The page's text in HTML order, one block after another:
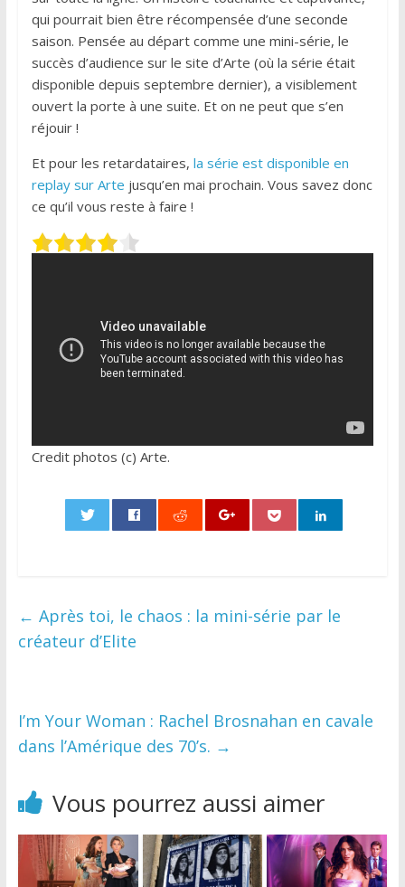
qui pourrait bien être récompensée d’une seconde
saison. Pensée au départ comme une mini-série, le
succès d’audience sur le site d’Arte (où la série était
disponible depuis septembre dernier), a visiblement
ouvert la porte à une suite. Et on ne peut que s’en
réjouir !
Et pour les retardataires, la série est disponible en
replay sur Arte jusqu’en mai prochain. Vous savez donc
ce qu’il vous reste à faire !
Credit photos (c) Arte.
← Après toi, le chaos : la mini-série par le
créateur d’Elite
I’m Your Woman : Rachel Brosnahan en cavale
dans l’Amérique des 70’s. →
Vous pourrez aussi aimer